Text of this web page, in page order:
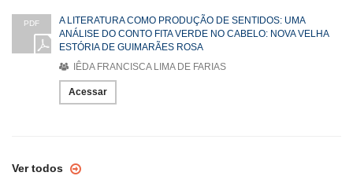
PDF
A LITERATURA COMO PRODUÇÃO DE SENTIDOS: UMA
ANÁLISE DO CONTO FITA VERDE NO CABELO: NOVA VELHA
ESTÓRIA DE GUIMARÃES ROSA
IÊDA FRANCISCA LIMA DE FARIAS
Acessar
Ver todos